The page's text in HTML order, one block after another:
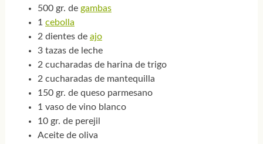
500 gr. de gambas
1 cebolla
2 dientes de ajo
3 tazas de leche
2 cucharadas de harina de trigo
2 cucharadas de mantequilla
150 gr. de queso parmesano
1 vaso de vino blanco
10 gr. de perejil
Aceite de oliva